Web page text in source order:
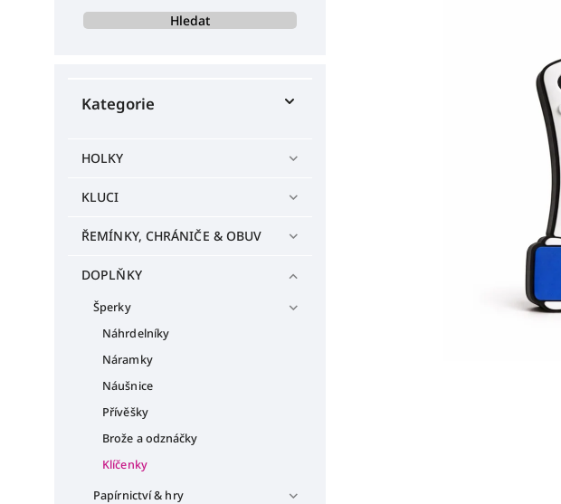
Hledat
Kategorie
HOLKY
KLUCI
ŘEMÍNKY, CHRÁNIČE & OBUV
DOPLŇKY
Šperky
Náhrdelníky
Náramky
Náušnice
Přívěšky
Brože a odznáčky
Klíčenky
Papírnictví & hry